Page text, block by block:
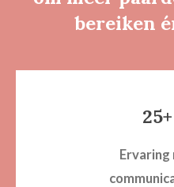
bereiken